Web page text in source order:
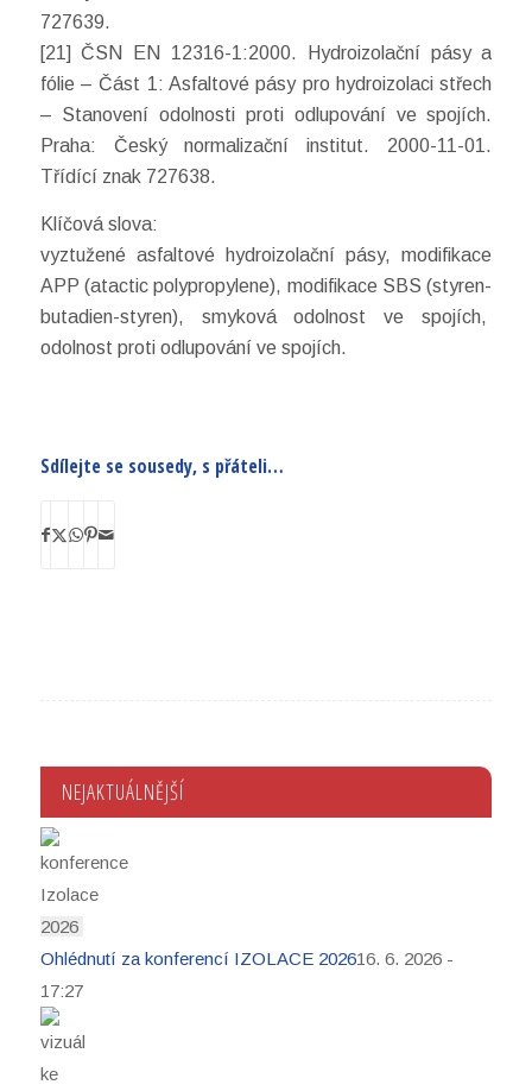
727639.
[21] ČSN EN 12316-1:2000. Hydroizolační pásy a
fólie – Část 1: Asfaltové pásy pro hydroizolaci střech
– Stanovení odolnosti proti odlupování ve spojích.
Praha: Český normalizační institut. 2000-11-01.
Třídící znak 727638.
Klíčová slova:
vyztužené asfaltové hydroizolační pásy, modifikace
APP (atactic polypropylene), modifikace SBS (styren-
butadien-styren), smyková odolnost ve spojích,
odolnost proti odlupování ve spojích.
Sdílejte se sousedy, s přáteli…
NEJAKTUÁLNĚJŠÍ
Ohlédnutí za konferencí IZOLACE 202616. 6. 2026 -
17:27